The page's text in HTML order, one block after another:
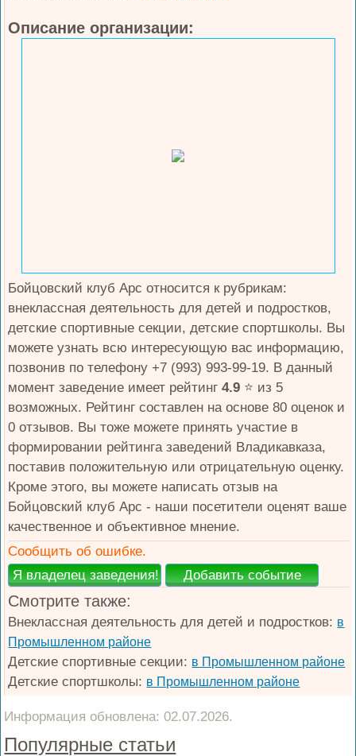
Описание организации:
Бойцовский клуб Арс относится к рубрикам:
внеклассная деятельность для детей и подростков,
детские спортивные секции, детские спортшколы. Вы
можете узнать всю интересующую вас информацию,
позвонив по телефону +7 (993) 993-99-19. В данный
момент заведение имеет рейтинг4.9 ⭐️ из 5
возможных. Рейтинг составлен на основе 80 оценок и
0 отзывов. Вы тоже можете принять участие в
формировании рейтинга заведений Владикавказа,
поставив положительную или отрицательную оценку.
Кроме этого, вы можете написать отзыв на
Бойцовский клуб Арс - наши посетители оценят ваше
качественное и объективное мнение.
Сообщить об ошибке.
Смотрите также:
Внеклассная деятельность для детей и подростков: в
Промышленном районе
Детские спортивные секции: в Промышленном районе
Детские спортшколы: в Промышленном районе
Информация обновлена: 02.07.2026.
Популярные статьи